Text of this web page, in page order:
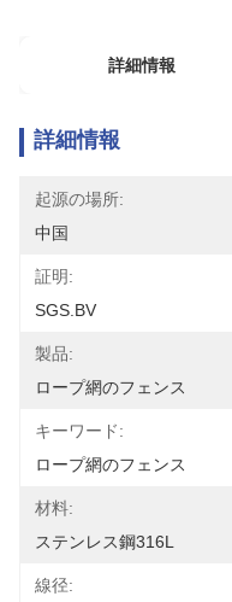
詳細情報
詳細情報
起源の場所:
中国
証明:
SGS.BV
製品:
ロープ網のフェンス
キーワード:
ロープ網のフェンス
材料:
ステンレス鋼316L
線径: